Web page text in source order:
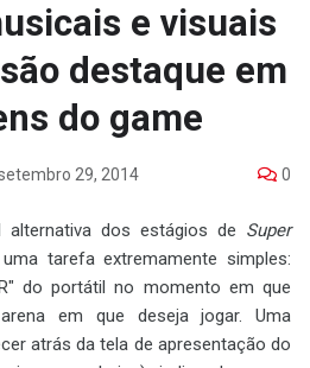
e visuais
destaque em
do game
29, 2014 0
dos estágios de Super
tarefa extremamente simples:
do portátil no momento em que
em que deseja jogar. Uma
atrás da tela de apresentação do